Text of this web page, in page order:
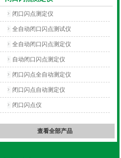
闭口闪点测定仪
全自动闭口闪点测试仪
全自动闭口闪点测定仪
自动闭口闪点测定仪
闭口闪点全自动测定仪
闭口闪点自动测定仪
闭口闪点仪
查看全部产品